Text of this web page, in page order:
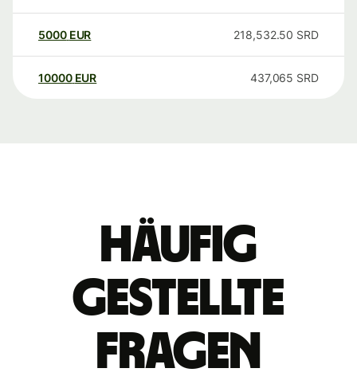
5000 EUR 218,532.50 SRD
10000 EUR 437,065 SRD
Häufig
gestellte
Fragen